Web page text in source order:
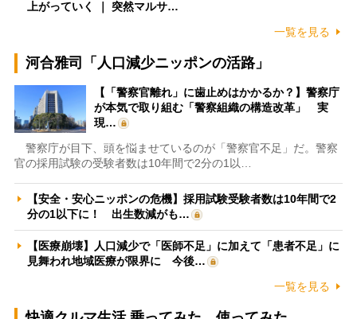
上がっていく ｜ 突然マルサ…
一覧を見る
河合雅司「人口減少ニッポンの活路」
【「警察官離れ」に歯止めはかかるか？】警察庁
が本気で取り組む「警察組織の構造改革」 実
現…
警察庁が目下、頭を悩ませているのが「警察官不足」だ。警察
官の採用試験の受験者数は10年間で2分の1以…
【安全・安心ニッポンの危機】採用試験受験者数は10年間で2
分の1以下に！ 出生数減がも…
【医療崩壊】人口減少で「医師不足」に加えて「患者不足」に
見舞われ地域医療が限界に 今後…
一覧を見る